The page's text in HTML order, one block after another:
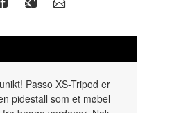
Passo XS-Tripod er
pidestall som et møbel